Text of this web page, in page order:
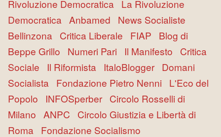
Rivoluzione Democratica La Rivoluzione
Democratica Anbamed News Socialiste
Bellinzona Critica Liberale FIAP Blog di
Beppe Grillo Numeri Pari Il Manifesto Critica
Sociale Il Riformista ItaloBlogger Domani
Socialista Fondazione Pietro Nenni L'Eco del
Popolo INFOSperber Circolo Rosselli di
Milano ANPC Circolo Giustizia e Libertà di
Roma Fondazione Socialismo